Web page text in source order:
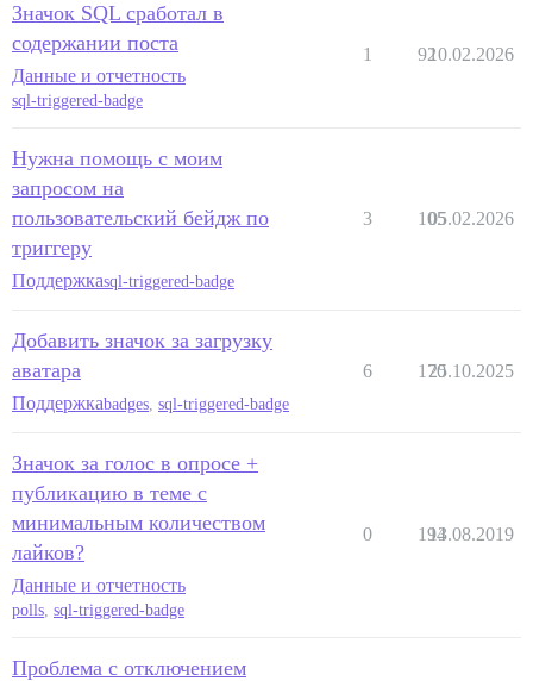
Значок SQL сработал в
содержании поста
Данные и отчетность
sql-triggered-badge
1 9210.02.2026
Нужна помощь с моим
запросом на
пользовательский бейдж по
триггеру
Поддержкаsql-triggered-badge
3 105
05.02.2026
Добавить значок за загрузку
аватара
Поддержкаbadges sql-triggered-badge
6 170
25.10.2025
Значок за голос в опросе +
публикацию в теме с
минимальным количеством
лайков?
Данные и отчетность
polls, sql-triggered-badge
0 194
13.08.2019
Проблема с отключением